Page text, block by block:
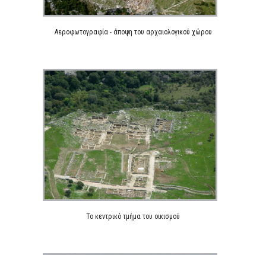
Αεροφωτογραφία - άποψη του αρχαιολογικού χώρου
To κεντρικό τμήμα του οικισμού